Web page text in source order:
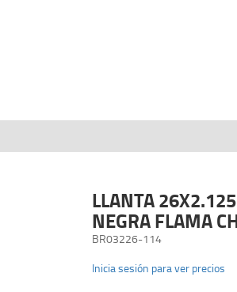
LLANTA
NEGRA FLAMA
BR03226-114
Inicia sesión para ver precios